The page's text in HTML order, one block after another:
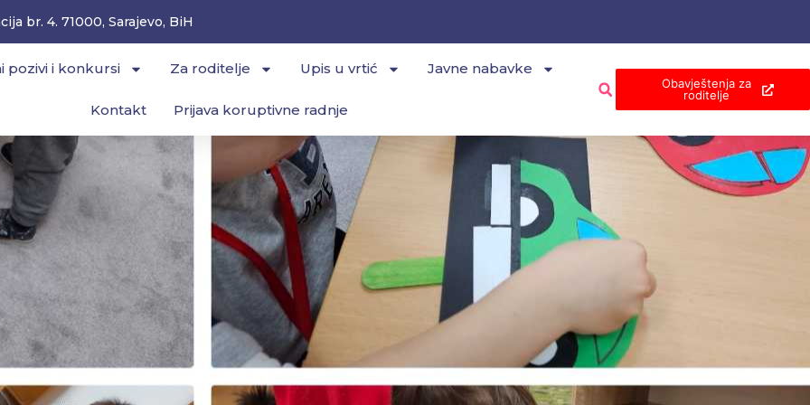
br. 4. 71000, Sarajevo, BiH
pozivi i konkursi Za roditelje Upis u vrtić Javne nabavke
Kontakt Prijava koruptivne radnje
Obavještenja za
roditelje